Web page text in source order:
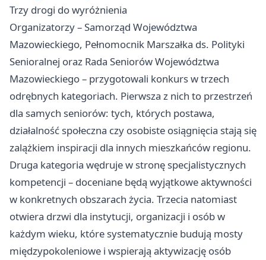
Trzy drogi do wyróżnienia
Organizatorzy – Samorząd Województwa
Mazowieckiego, Pełnomocnik Marszałka ds. Polityki
Senioralnej oraz Rada Seniorów Województwa
Mazowieckiego – przygotowali konkurs w trzech
odrębnych kategoriach. Pierwsza z nich to przestrzeń
dla samych seniorów: tych, których postawa,
działalność społeczna czy osobiste osiągnięcia stają się
zalążkiem inspiracji dla innych mieszkańców regionu.
Druga kategoria wędruje w stronę specjalistycznych
kompetencji – doceniane będą wyjątkowe aktywności
w konkretnych obszarach życia. Trzecia natomiast
otwiera drzwi dla instytucji, organizacji i osób w
każdym wieku, które systematycznie budują mosty
międzypokoleniowe i wspierają aktywizację osób